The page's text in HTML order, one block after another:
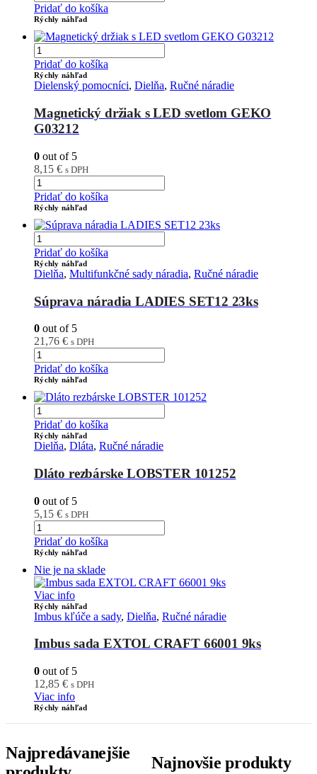
Pridať do košíka
Rýchly náhľad
Pridať do košíka
Rýchly náhľad
Dielenský pomocníci, Dielňa, Ručné náradie
Magnetický držiak s LED svetlom GEKO
G03212
0 out of 5
8,15 € s DPH
Pridať do košíka
Rýchly náhľad
Pridať do košíka
Rýchly náhľad
Dielňa, Multifunkčné sady náradia, Ručné náradie
Súprava náradia LADIES SET12 23ks
0 out of 5
21,76 € s DPH
Pridať do košíka
Rýchly náhľad
Pridať do košíka
Rýchly náhľad
Dielňa, Dláta, Ručné náradie
Dláto rezbárske LOBSTER 101252
0 out of 5
5,15 € s DPH
Pridať do košíka
Rýchly náhľad
Nie je na sklade
Viac info
Rýchly náhľad
Imbus kľúče a sady, Dielňa, Ručné náradie
Imbus sada EXTOL CRAFT 66001 9ks
0 out of 5
12,85 € s DPH
Viac info
Rýchly náhľad
Najpredávanejšie
Najnovšie produkty